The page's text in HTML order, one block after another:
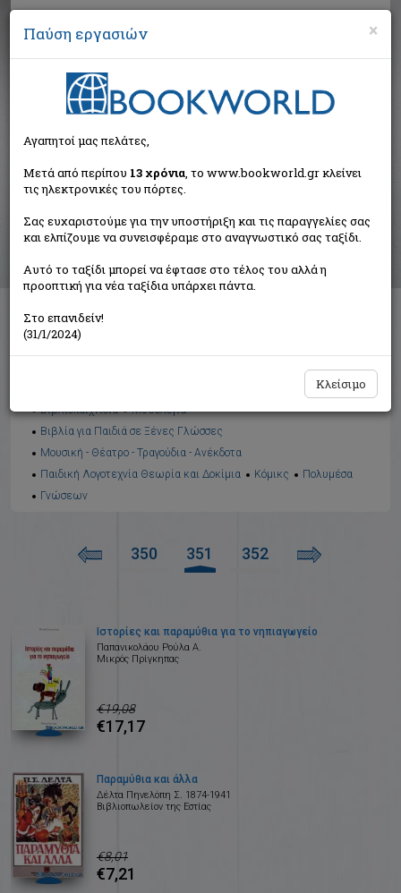
Αναζήτηση
Βιβλία στην κατηγορία
Παιδικά - Εφηβικά
Διαθέσιμες υποκατηγορίες
Εορταστικά - Επετειακά
Ημερολόγια - Λευκώματα
Βιβλιοπαιχνίδια
Μυθολογία
Βιβλία για Παιδιά σε Ξένες Γλώσσες
Μουσική - Θέατρο - Τραγούδια - Ανέκδοτα
Παιδική Λογοτεχνία Θεωρία και Δοκίμια
Κόμικς
Πολυμέσα
Γνώσεων
350 351 352
Ιστορίες και παραμύθια για το νηπιαγωγείο
Παπανικολάου Ρούλα Α.
Μικρός Πρίγκηπας
€19,08
€17,17
Παραμύθια και άλλα
Δέλτα Πηνελόπη Σ. 1874-1941
Βιβλιοπωλείον της Εστίας
€8,01
€7,21
×
Παύση εργασιών
Αγαπητοί μας πελάτες,
Μετά από περίπου 13 χρόνια, το www.bookworld.gr κλείνει
τις ηλεκτρονικές του πόρτες.
Σας ευχαριστούμε για την υποστήριξη και τις παραγγελίες σας
και ελπίζουμε να συνεισφέραμε στο αναγνωστικό σας ταξίδι.
Αυτό το ταξίδι μπορεί να έφτασε στο τέλος του αλλά η
προοπτική για νέα ταξίδια υπάρχει πάντα.
Στο επανιδείν!
(31/1/2024)
Κλείσιμο